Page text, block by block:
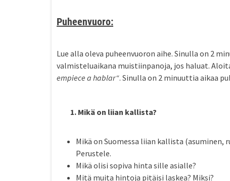
Puheenvuoro:
Lue alla oleva puheenvuoron aihe. Sinulla on 2
valmisteluaikana muistiinpanoja, jos haluat.
empiece a hablar“. Sinulla on 2 minuuttia aikaa
1. Mikä on liian kallista?
Mikä on Suomessa liian kallista
Perustele.
Mikä olisi sopiva hinta sille asialle?
Mitä muita hintoja pitäisi laskea? Miksi?